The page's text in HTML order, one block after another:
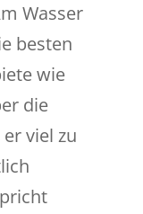
Wasser
besten
wie
die
viel zu